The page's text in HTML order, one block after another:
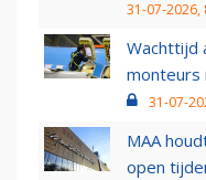
31-07-2026,
Wachttijd
monteurs
31-07-
MAA
open